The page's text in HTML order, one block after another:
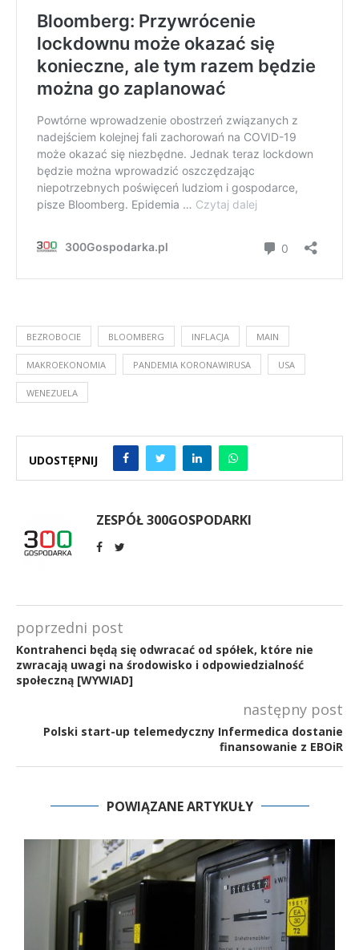
BEZROBOCIE BLOOMBERG INFLACJA MAIN
MAKROEKONOMIA PANDEMIA KORONAWIRUSA USA
WENEZUELA
UDOSTĘPNIJ
ZESPÓŁ 300GOSPODARKI
poprzedni post
Kontrahenci będą się odwracać od spółek, które nie
zwracają uwagi na środowisko i odpowiedzialność
społeczną [WYWIAD]
następny post
Polski start-up telemedyczny Infermedica dostanie
finansowanie z EBOiR
POWIĄZANE ARTYKUŁY